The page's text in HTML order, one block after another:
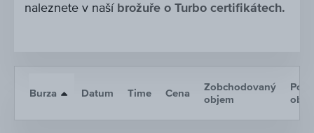
naleznete v naší brožuře o Turbo certifikátech.
Burza Datum Time Cena
Zobchodovaný
objem